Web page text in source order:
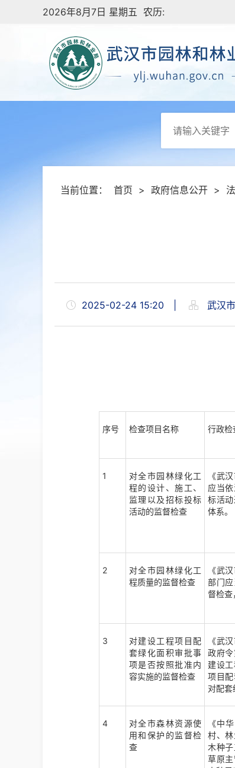
2026年8月7日 星期五 农历:
当前位置： 首页 > 政府信息公开 >
2025-02-24 15:20 武汉
序号 检查项目名称 行政检
1
对全市园林绿化工
程的设计、施工、
监理以及招标投标
活动的监督检查
《武
应当
标活
体系。
2
对全市园林绿化工
程质量的监督检查
《武
部门
督检查
3
对建设工程项目配
套绿化面积审批事
项是否按照批准内
容实施的监督检查
《武
政府
建设
项目
对配套
4
对全市森林资源使
用和保护的监督检
查
《中
村、
木种
草原